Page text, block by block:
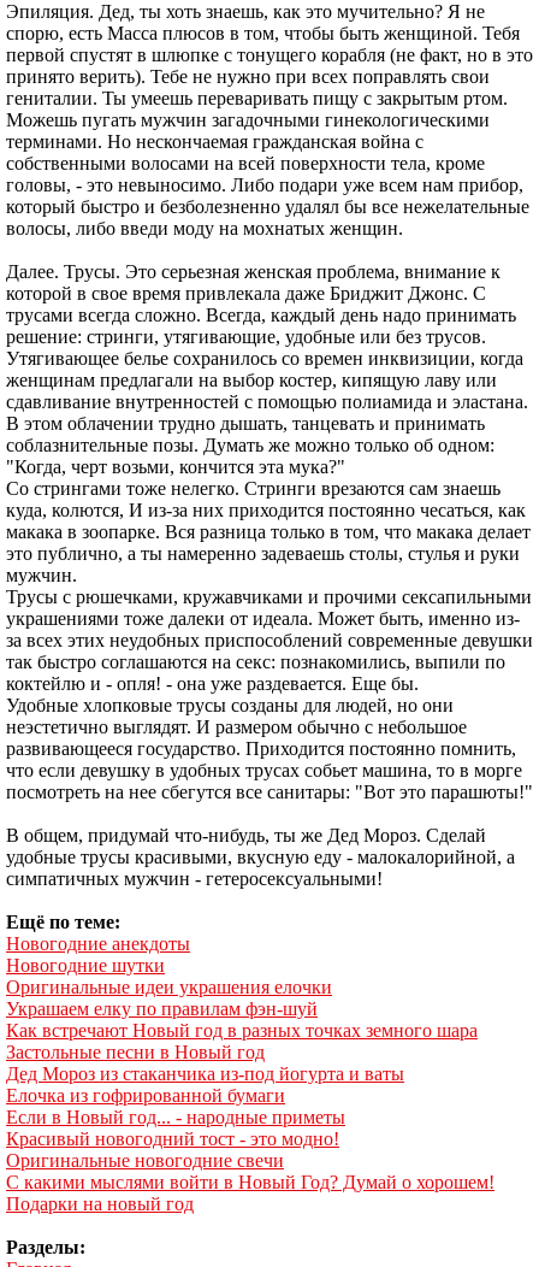
Эпиляция. Дед, ты хоть знаешь, как это мучительно? Я не
спорю, есть Масса плюсов в том, чтобы быть женщиной. Тебя
первой спустят в шлюпке с тонущего корабля (не факт, но в это
принято верить). Тебе не нужно при всех поправлять свои
гениталии. Ты умеешь переваривать пищу с закрытым ртом.
Можешь пугать мужчин загадочными гинекологическими
терминами. Но нескончаемая гражданская война с
собственными волосами на всей поверхности тела, кроме
головы, - это невыносимо. Либо подари уже всем нам прибор,
который быстро и безболезненно удалял бы все нежелательные
волосы, либо введи моду на мохнатых женщин.
Далее. Трусы. Это серьезная женская проблема, внимание к
которой в свое время привлекала даже Бриджит Джонс. С
трусами всегда сложно. Всегда, каждый день надо принимать
решение: стринги, утягивающие, удобные или без трусов.
Утягивающее белье сохранилось со времен инквизиции, когда
женщинам предлагали на выбор костер, кипящую лаву или
сдавливание внутренностей с помощью полиамида и эластана.
В этом облачении трудно дышать, танцевать и принимать
соблазнительные позы. Думать же можно только об одном:
"Когда, черт возьми, кончится эта мука?"
Со стрингами тоже нелегко. Стринги врезаются сам знаешь
куда, колются, И из-за них приходится постоянно чесаться, как
макака в зоопарке. Вся разница только в том, что макака делает
это публично, а ты намеренно задеваешь столы, стулья и руки
мужчин.
Трусы с рюшечками, кружавчиками и прочими сексапильными
украшениями тоже далеки от идеала. Может быть, именно из-
за всех этих неудобных приспособлений современные девушки
так быстро соглашаются на секс: познакомились, выпили по
коктейлю и - опля! - она уже раздевается. Еще бы.
Удобные хлопковые трусы созданы для людей, но они
неэстетично выглядят. И размером обычно с небольшое
развивающееся государство. Приходится постоянно помнить,
что если девушку в удобных трусах собьет машина, то в морге
посмотреть на нее сбегутся все санитары: "Вот это парашюты!"
В общем, придумай что-нибудь, ты же Дед Мороз. Сделай
удобные трусы красивыми, вкусную еду - малокалорийной, а
симпатичных мужчин - гетеросексуальными!
Ещё по теме:
Новогодние анекдоты
Новогодние шутки
Оригинальные идеи украшения елочки
Украшаем елку по правилам фэн-шуй
Как встречают Новый год в разных точках земного шара
Застольные песни в Новый год
Дед Мороз из стаканчика из-под йогурта и ваты
Елочка из гофрированной бумаги
Если в Новый год... - народные приметы
Красивый новогодний тост - это модно!
Оригинальные новогодние свечи
С какими мыслями войти в Новый Год? Думай о хорошем!
Подарки на новый год
Разделы: